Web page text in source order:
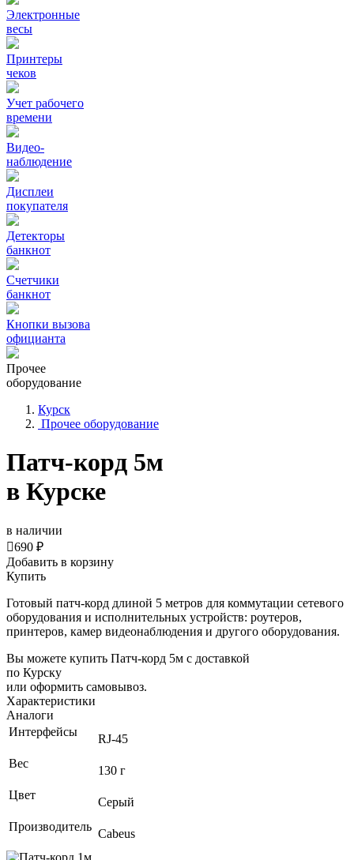
Электронные
весы
Принтеры
чеков
Учет рабочего
времени
Видео‑
наблюдение
Дисплеи
покупателя
Детекторы
банкнот
Счетчики
банкнот
Кнопки вызова
официанта
Прочее
оборудование
Курск
Прочее оборудование
Патч-корд 5м
в Курске
в наличии
690 ₽
Добавить в корзину
Купить
Готовый патч-корд длиной 5 метров для коммутации сетевого
оборудования и исполнительных устройств: роутеров,
принтеров, камер видеонаблюдения и другого оборудования.
Вы можете купить Патч-корд 5м с доставкой
по Курску
или оформить самовывоз.
Характеристики
Аналоги
Интерфейсы
RJ-45
Вес
130 г
Цвет
Серый
Производитель
Cabeus